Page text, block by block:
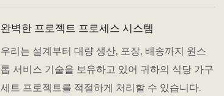
완벽한 프로젝트 프로세스 시스템
우리는 설계부터 대량 생산, 포장, 배송까지 원스
톱 서비스 기술을 보유하고 있어 귀하의 식당 가구
세트 프로젝트를 적절하게 처리할 수 있습니다.